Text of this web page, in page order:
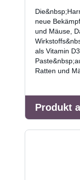
neue
und Mäuse,
als Vitamin
Ratten und
Produkt